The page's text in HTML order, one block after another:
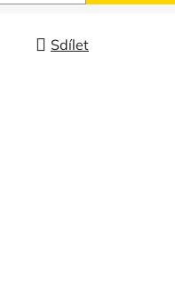
Sdílet